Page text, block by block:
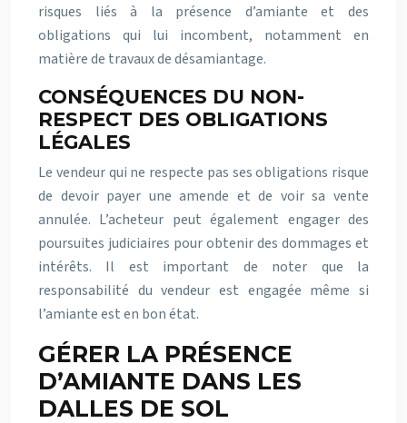
risques liés à la présence d’amiante et des
obligations qui lui incombent, notamment en
matière de travaux de désamiantage.
CONSÉQUENCES DU NON-
RESPECT DES OBLIGATIONS
LÉGALES
Le vendeur qui ne respecte pas ses obligations risque
de devoir payer une amende et de voir sa vente
annulée. L’acheteur peut également engager des
poursuites judiciaires pour obtenir des dommages et
intérêts. Il est important de noter que la
responsabilité du vendeur est engagée même si
l’amiante est en bon état.
GÉRER LA PRÉSENCE
D’AMIANTE DANS LES
DALLES DE SOL